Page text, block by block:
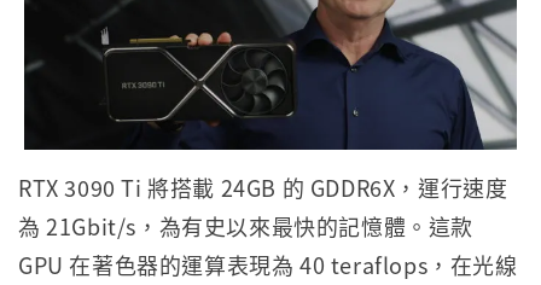
RTX 3090 Ti 將搭載 24GB 的 GDDR6X，運行速度
為 21Gbit/s，為有史以來最快的記憶體。這款
GPU 在著色器的運算表現為 40 teraflops，在光線